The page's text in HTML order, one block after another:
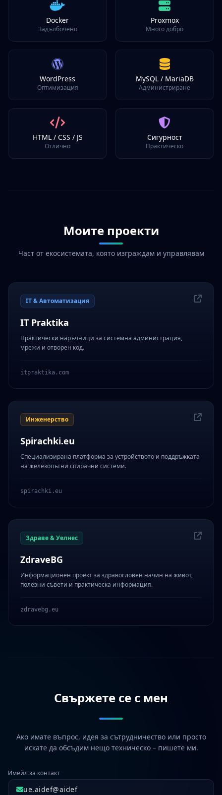
Docker
Задълбочено
Proxmox
Много добро
WordPress
Оптимизация
MySQL / MariaDB
Администриране
HTML / CSS / JS
Отлично
Сигурност
Практическо
Моите проекти
Част от екосистемата, която изграждам и управлявам
IT & Автоматизация
IT Praktika
Практически наръчници за системна администрация,
мрежи и отворен код.
itpraktika.com
Инженерство
Spirachki.eu
Специализирана платформа за устройството и поддръжката
на железопътни спирачни системи.
spirachki.eu
Здраве & Уелнес
ZdraveBG
Информационен проект за здравословен начин на живот,
полезни съвети и практическа информация.
zdravebg.eu
Свържете се с мен
Ако имате въпрос, идея за сътрудничество или просто
искате да обсъдим нещо техническо – пишете ми.
Имейл за контакт
ue.aidef@aidef